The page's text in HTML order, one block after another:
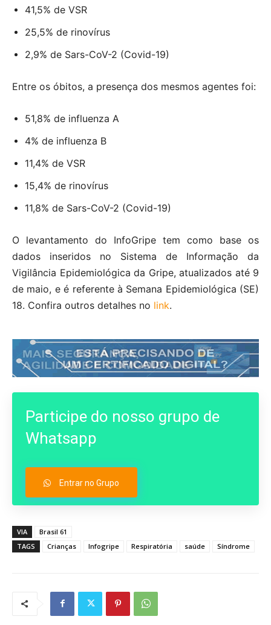
41,5% de VSR
25,5% de rinovírus
2,9% de Sars-CoV-2 (Covid-19)
Entre os óbitos, a presença dos mesmos agentes foi:
51,8% de influenza A
4% de influenza B
11,4% de VSR
15,4% de rinovírus
11,8% de Sars-CoV-2 (Covid-19)
O levantamento do InfoGripe tem como base os
dados inseridos no Sistema de Informação da
Vigilância Epidemiológica da Gripe, atualizados até 9
de maio, e é referente à Semana Epidemiológica (SE)
18. Confira outros detalhes no link.
Participe do nosso grupo de
Whatsapp
Entrar no Grupo
VIA
Brasil 61
TAGS
Crianças Infogripe Respiratória saúde Síndrome